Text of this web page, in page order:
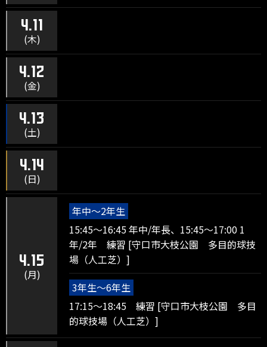
4.11
(木)
4.12
(金)
4.13
(土)
4.14
(日)
4.15
(月)
年中～2年生
15:45～16:45 年中/年長、15:45～17:00 1
年/2年 練習 [守口市大枝公園 多目的球技
場（人工芝）]
3年生～6年生
17:15～18:45 練習 [守口市大枝公園 多目
的球技場（人工芝）]